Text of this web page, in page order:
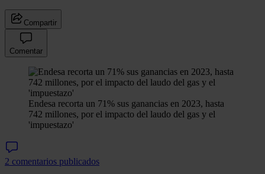
Compartir
Comentar
Endesa recorta un 71% sus ganancias en 2023, hasta
742 millones, por el impacto del laudo del gas y el
'impuestazo'
2 comentarios publicados